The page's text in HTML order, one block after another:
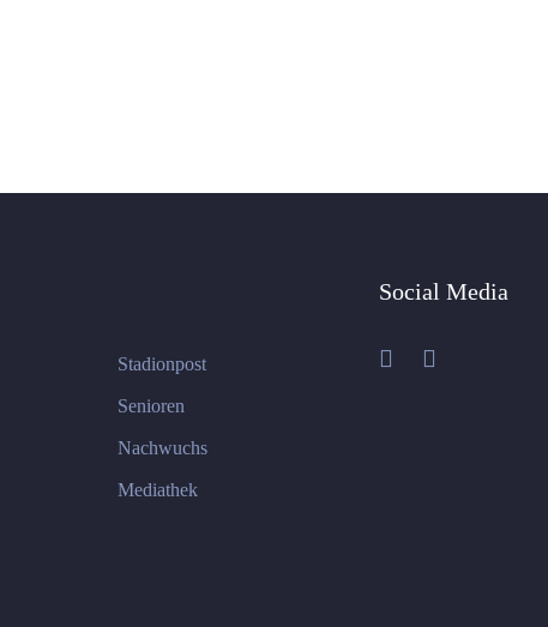
Stadionpost
Senioren
Nachwuchs
Mediathek
Social Media